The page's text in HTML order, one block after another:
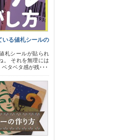
いる値札シールの
札シールが貼られ
。 それを無理には
タベタ感が残･･･